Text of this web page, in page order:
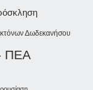
Δωδεκανήσου
ΠΕΑ